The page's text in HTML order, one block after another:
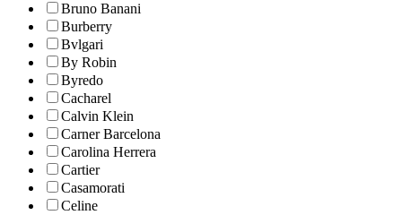
Bruno Banani
Burberry
Bvlgari
By Robin
Byredo
Cacharel
Calvin Klein
Carner Barcelona
Carolina Herrera
Cartier
Casamorati
Celine